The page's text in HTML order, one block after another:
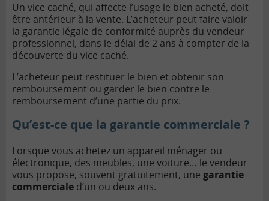
Un vice caché, qui affecte l’usage le bien acheté, doit
être antérieur à la vente. L’acheteur peut faire valoir
la garantie légale de conformité auprès du vendeur
professionnel, dans le délai de 2 ans à compter de la
découverte du vice caché.
L’acheteur peut restituer le bien et obtenir son
remboursement ou garder le bien contre le
remboursement d’une partie du prix.
Qu’est-ce que la garantie commerciale ?
Lorsque vous achetez un appareil ménager ou
électronique, des meubles, une voiture… le vendeur
vous propose, souvent gratuitement, une garantie
commerciale d’un ou deux ans.